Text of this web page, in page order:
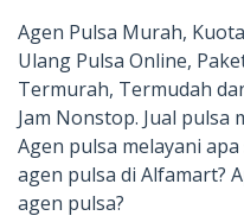
Agen Pulsa Murah,
Ulang Pulsa Online,
Termurah, Termudah
Jam Nonstop. Jual pulsa
Agen pulsa melayani
agen pulsa di Alfamart?
agen pulsa?